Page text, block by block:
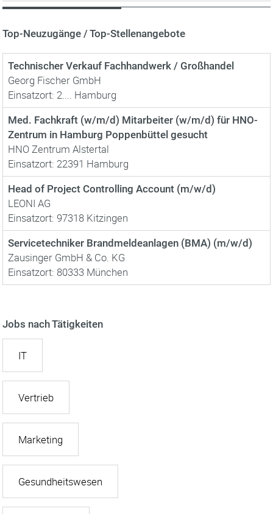
Top-Neuzugänge / Top-Stellenangebote
Technischer Verkauf Fachhandwerk / Großhandel
Georg Fischer GmbH
Einsatzort: 2.... Hamburg
Med. Fachkraft (w/m/d) Mitarbeiter (w/m/d) für HNO-
Zentrum in Hamburg Poppenbüttel gesucht
HNO Zentrum Alstertal
Einsatzort: 22391 Hamburg
Head of Project Controlling Account (m/w/d)
LEONI AG
Einsatzort: 97318 Kitzingen
Servicetechniker Brandmeldeanlagen (BMA) (m/w/d)
Zausinger GmbH & Co. KG
Einsatzort: 80333 München
Jobs nach Tätigkeiten
IT
Vertrieb
Marketing
Gesundheitswesen